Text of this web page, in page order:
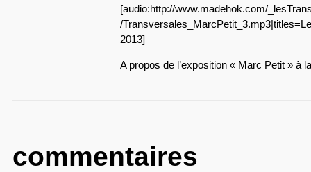
[audio:http://www.madehok.com/
/
2013]
A propos de l’exposition « Marc Petit » à
commentaires